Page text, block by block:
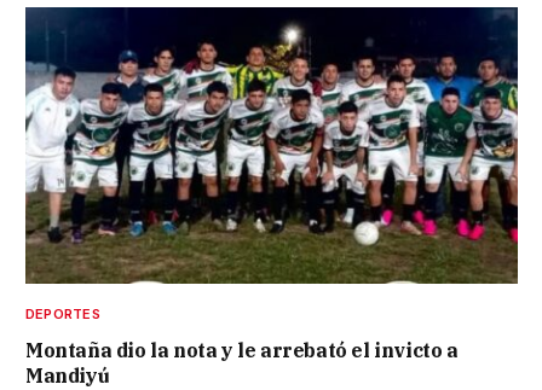
DEPORTES
Montaña dio la nota y le arrebató el invicto a
Mandiyú